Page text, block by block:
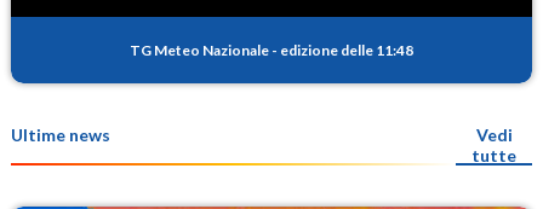
TG Meteo Nazionale - edizione delle 11:48
Ultime news
Vedi
tutte